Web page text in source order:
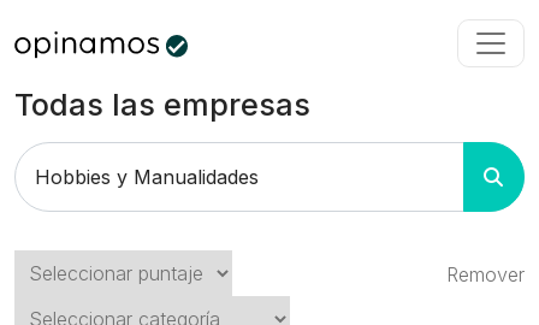
Todas las empresas
Remover